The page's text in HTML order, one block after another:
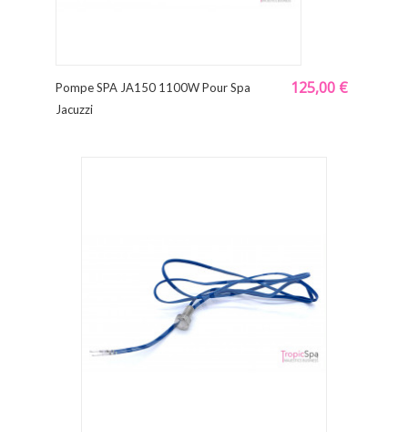
Pompe SPA JA150 1100W Pour Spa
Jacuzzi
125,00 €